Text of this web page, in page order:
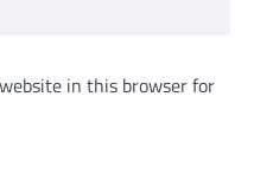
in this browser for